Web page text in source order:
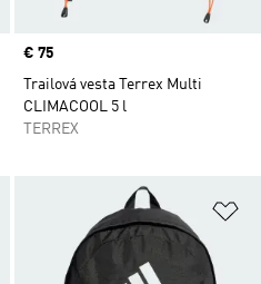
Price
€ 75
Trailová vesta Terrex Multi
CLIMACOOL 5 l
TERREX
Pridať do zoznamu želaných